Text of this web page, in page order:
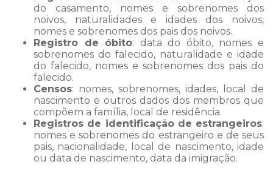
do casamento, nomes e sobrenomes dos
noivos, naturalidades e idades dos noivos,
nomes e sobrenomes dos pais dos noivos.
Registro de óbito: data do óbito, nomes e
sobrenomes do falecido, naturalidade e idade
do falecido, nomes e sobrenomes dos pais do
falecido.
Censos: nomes, sobrenomes, idades, local de
nascimento e outros dados dos membros que
compõem a família, local de residência.
Registros de identificação de estrangeiros:
nomes e sobrenomes do estrangeiro e de seus
pais, nacionalidade, local de nascimento, idade
ou data de nascimento, data da imigração.